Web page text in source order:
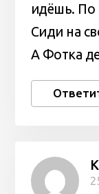
идёшь. По
Сиди на
А Фотка